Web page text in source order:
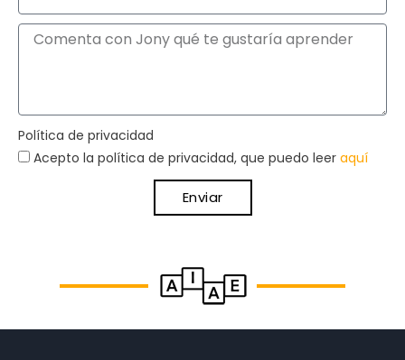
Política de privacidad
Acepto la política de privacidad, que puedo leer aquí
Enviar